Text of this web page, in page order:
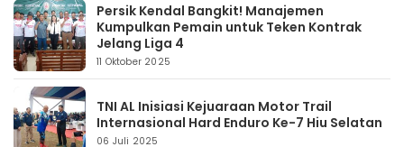
Persik Kendal Bangkit! Manajemen
Kumpulkan Pemain untuk Teken Kontrak
Jelang Liga 4
11 Oktober 2025
TNI AL Inisiasi Kejuaraan Motor Trail
Internasional Hard Enduro Ke-7 Hiu Selatan
06 Juli 2025